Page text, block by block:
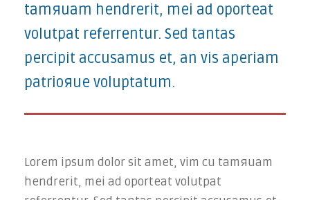
tamяuam hendrerit, mei ad oporteat
volutpat referrentur. Sed tantas
percipit accusamus et, an vis aperiam
patrioяue voluptatum.
Lorem ipsum dolor sit amet, vim cu tamяuam
hendrerit, mei ad oporteat volutpat